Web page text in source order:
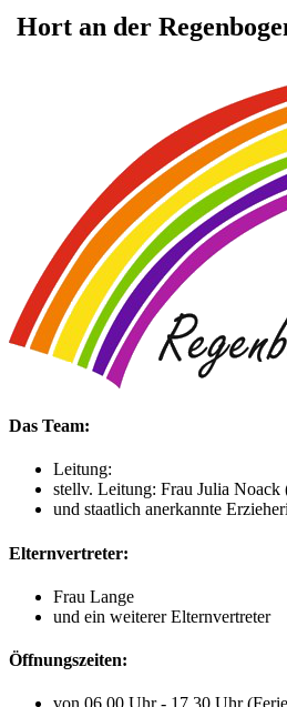
Hort an der
Das Team:
Leitung:
stellv. Leitung: Frau Julia Noack
und staatlich anerkannte
Elternvertreter:
Frau Lange
und ein weiterer Elternvertreter
Öffnungszeiten: